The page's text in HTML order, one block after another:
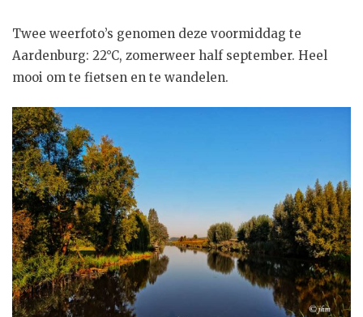
Twee weerfoto’s genomen deze voormiddag te
Aardenburg: 22°C, zomerweer half september. Heel
mooi om te fietsen en te wandelen.